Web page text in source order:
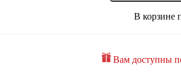
В корзине
Вам доступны